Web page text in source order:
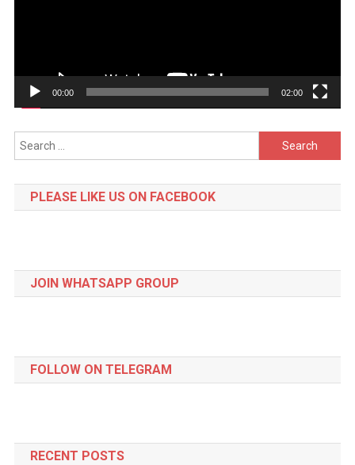
00:00 02:00
Search
for:
PLEASE LIKE US ON FACEBOOK
JOIN WHATSAPP GROUP
FOLLOW ON TELEGRAM
RECENT POSTS